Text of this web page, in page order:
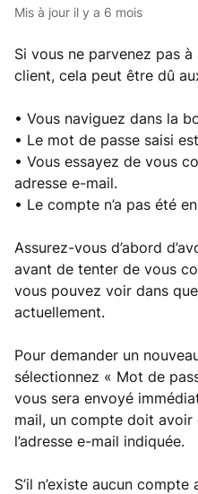
Mis à jour il y a 6 mois
Si vous ne parvenez pas
client, cela peut être dû
• Vous naviguez dans la
• Le mot de passe saisi
• Vous essayez de vous
adresse e-mail.
• Le compte n’a pas été
Assurez-vous d’abord
avant de tenter de vous
vous pouvez voir dans
actuellement.
Pour demander un
sélectionnez « Mot de
vous sera envoyé
mail, un compte doit avoir
l’adresse e-mail indiquée.
S’il n’existe aucun